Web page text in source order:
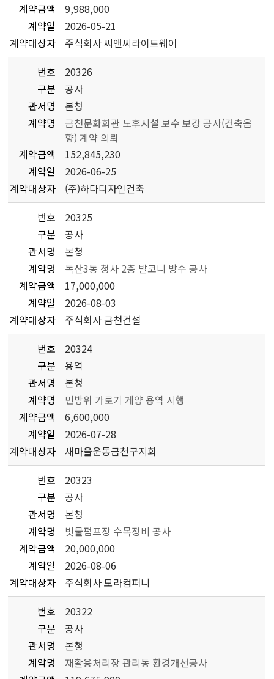
계약금액
9,988,000
계약일
2026-05-21
계약대상자
주식회사 씨앤씨라이트웨이
번호
20326
구분
공사
관서명
본청
계약명
금천문화회관 노후시설 보수 보강 공사(건축음
향) 계약 의뢰
계약금액
152,845,230
계약일
2026-06-25
계약대상자
(주)하다디자인건축
번호
20325
구분
공사
관서명
본청
계약명
독산3동 청사 2층 발코니 방수 공사
계약금액
17,000,000
계약일
2026-08-03
계약대상자
주식회사 금천건설
번호
20324
구분
용역
관서명
본청
계약명
민방위 가로기 게양 용역 시행
계약금액
6,600,000
계약일
2026-07-28
계약대상자
새마을운동금천구지회
번호
20323
구분
공사
관서명
본청
계약명
빗물펌프장 수목정비 공사
계약금액
20,000,000
계약일
2026-08-06
계약대상자
주식회사 모라컴퍼니
번호
20322
구분
공사
관서명
본청
계약명
재활용처리장 관리동 환경개선공사